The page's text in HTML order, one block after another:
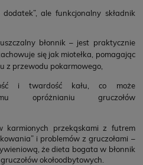
ale funkcjonalny składnik
błonnik – jest praktycznie
się jak miotełka, pomagając
z przewodu pokarmowego,
i twardość kału, co może
opróżnianiu gruczołów
karmionych przekąskami z futrem
i problemów z gruczołami –
że dieta bogata w błonnik
okołoodbytowych.